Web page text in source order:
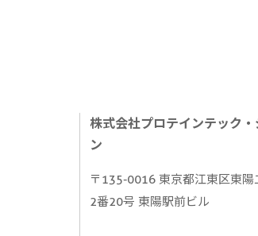
株式会社プロテインテック・
ン
〒135-0016 東京都江東区東陽
2番20号 東陽駅前ビル